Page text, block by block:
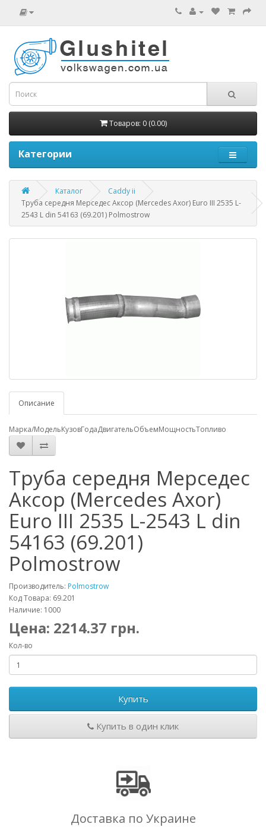
Товаров: 0 (0.00)
Категории
Каталог
Caddy ii
Труба середня Мерседес Аксор (Mercedes Axor) Euro III 2535 L-
2543 L din 54163 (69.201) Polmostrow
Описание
Марка/МодельКузовГодаДвигательОбъемМощностьТопливо
Труба середня Мерседес
Аксор (Mercedes Axor)
Euro III 2535 L-2543 L din
54163 (69.201)
Polmostrow
Производитель: Polmostrow
Код Товара: 69.201
Наличие: 1000
Цена: 2214.37 грн.
Кол-во
Купить
Купить в один клик
Доставка по Украине